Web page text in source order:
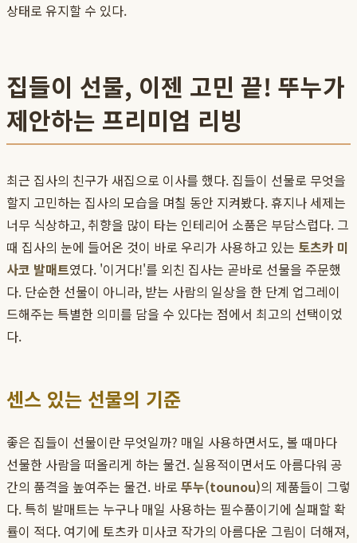
상태로 유지할 수 있다.
집들이 선물, 이젠 고민 끝! 뚜누가
제안하는 프리미엄 리빙
최근 집사의 친구가 새집으로 이사를 했다. 집들이 선물로 무엇을
할지 고민하는 집사의 모습을 며칠 동안 지켜봤다. 휴지나 세제는
너무 식상하고, 취향을 많이 타는 인테리어 소품은 부담스럽다. 그
때 집사의 눈에 들어온 것이 바로 우리가 사용하고 있는 토츠카 미
사코 발매트였다. '이거다!'를 외친 집사는 곧바로 선물을 주문했
다. 단순한 선물이 아니라, 받는 사람의 일상을 한 단계 업그레이
드해주는 특별한 의미를 담을 수 있다는 점에서 최고의 선택이었
다.
센스 있는 선물의 기준
좋은 집들이 선물이란 무엇일까? 매일 사용하면서도, 볼 때마다
선물한 사람을 떠올리게 하는 물건. 실용적이면서도 아름다워 공
간의 품격을 높여주는 물건. 바로 뚜누(tounou)의 제품들이 그렇
다. 특히 발매트는 누구나 매일 사용하는 필수품이기에 실패할 확
률이 적다. 여기에 토츠카 미사코 작가의 아름다운 그림이 더해져,